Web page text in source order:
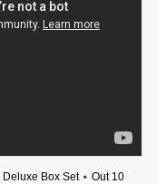
Deluxe Box Set ⋆ Out 10